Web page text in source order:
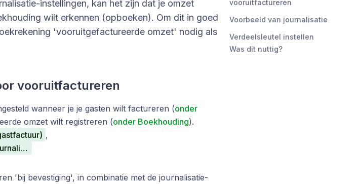
instellingen, kan het zijn dat je omzet
wilt erkennen (opboeken). Om dit in goed
'vooruitgefactureerde omzet' nodig als
vooruitfactureren
wanneer je je gasten wilt factureren (onder
omzet wilt registreren (onder Boekhouding).
,
Samenhang van factuurmoment en journalisatie
'bij bevestiging', in combinatie met de journalisatie-
vooruitfactureren
Voorbeeld van journalisatie
Verdeelsleutel instellen
Was dit nuttig?